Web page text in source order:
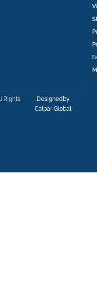
Rights
Designedby
Calpar Global